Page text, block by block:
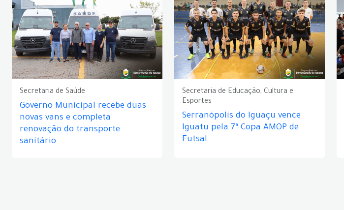
Secretaria de Saúde
Governo Municipal recebe duas
novas vans e completa
renovação do transporte
sanitário
Secretaria de Educação, Cultura e
Esportes
Serranópolis do Iguaçu vence
Iguatu pela 7ª Copa AMOP de
Futsal